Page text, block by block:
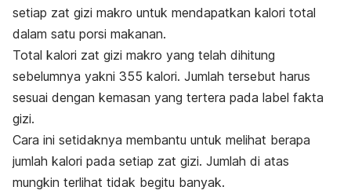
setiap zat gizi makro untuk mendapatkan kalori total
dalam satu porsi makanan.
Total kalori zat gizi makro yang telah dihitung
sebelumnya yakni 355 kalori. Jumlah tersebut harus
sesuai dengan kemasan yang tertera pada label fakta
gizi.
Cara ini setidaknya membantu untuk melihat berapa
jumlah kalori pada setiap zat gizi. Jumlah di atas
mungkin terlihat tidak begitu banyak.